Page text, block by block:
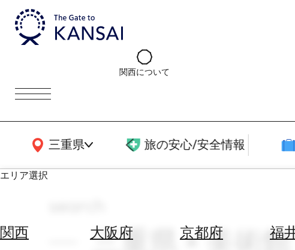
関西について
三重県
関西広域MAP 旅の安心/安全情報
エリア選択
関西 大阪府 京都府 福
三重県 × 美術館